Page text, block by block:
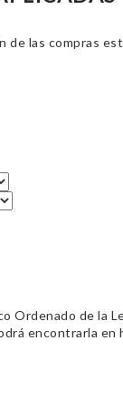
de las compras
Ordenado de la
encontrarla